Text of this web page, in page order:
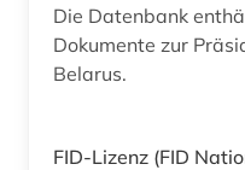
Die Datenbank
Dokumente zur
Belarus.
FID-Lizenz (FID